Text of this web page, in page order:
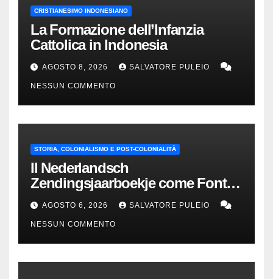
CRISTIANESIMO INDONESIANO
La Formazione dell’Infanzia
Cattolica in Indonesia
AGOSTO 8, 2026 SALVATORE PULEIO
NESSUN COMMENTO
STORIA, COLONIALISMO E POST-COLONIALITÀ
Il Nederlandsch
Zendingsjaarboekje come Fonte
Storica delle Indie Orientali
Olandesi
AGOSTO 6, 2026 SALVATORE PULEIO
NESSUN COMMENTO